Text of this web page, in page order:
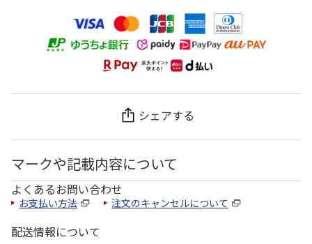
シェアする
マークや記載内容について
よくあるお問い合わせ
お支払い方法 注文のキャンセルについて
配送情報について